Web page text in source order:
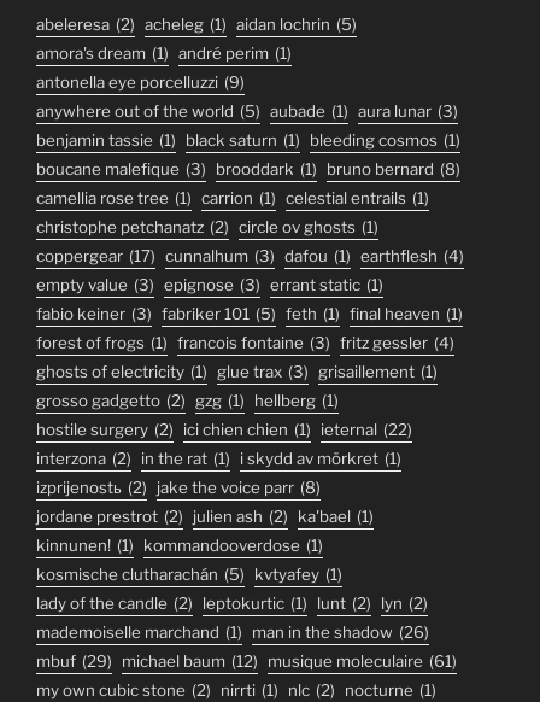
abeleresa (2) acheleg (1) aidan lochrin (5)
amora's dream (1) andré perim (1)
antonella eye porcelluzzi (9)
anywhere out of the world (5) aubade (1) aura lunar (3)
benjamin tassie (1) black saturn (1) bleeding cosmos (1)
boucane malefique (3) brooddark (1) bruno bernard (8)
camellia rose tree (1) carrion (1) celestial entrails (1)
christophe petchanatz (2) circle ov ghosts (1)
coppergear (17) cunnalhum (3) dafou (1) earthflesh (4)
empty value (3) epignose (3) errant static (1)
fabio keiner (3) fabriker 101 (5) feth (1) final heaven (1)
forest of frogs (1) francois fontaine (3) fritz gessler (4)
ghosts of electricity (1) glue trax (3) grisaillement (1)
grosso gadgetto (2) gzg (1) hellberg (1)
hostile surgery (2) ici chien chien (1) ieternal (22)
interzona (2) in the rat (1) i skydd av mörkret (1)
izprijenostь (2) jake the voice parr (8)
jordane prestrot (2) julien ash (2) ka'bael (1)
kinnunen! (1) kommandooverdose (1)
kosmische clutharachán (5) kvtyafey (1)
lady of the candle (2) leptokurtic (1) lunt (2) lyn (2)
mademoiselle marchand (1) man in the shadow (26)
mbuf (29) michael baum (12) musique moleculaire (61)
my own cubic stone (2) nirrti (1) nlc (2) nocturne (1)